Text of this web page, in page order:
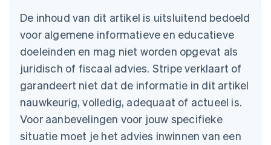
De inhoud van dit artikel is uitsluitend bedoeld
voor algemene informatieve en educatieve
doeleinden en mag niet worden opgevat als
juridisch of fiscaal advies. Stripe verklaart of
garandeert niet dat de informatie in dit artikel
nauwkeurig, volledig, adequaat of actueel is.
Voor aanbevelingen voor jouw specifieke
situatie moet je het advies inwinnen van een
Australië
België
Nederlands FrançaisDeutschEnglish
Brazilië
Português English
Bulgarije
English
English Français
Cyprus